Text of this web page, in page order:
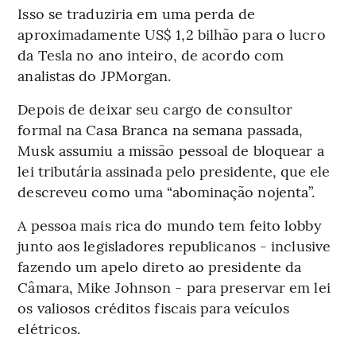
Isso se traduziria em uma perda de
aproximadamente US$ 1,2 bilhão para o lucro
da Tesla no ano inteiro, de acordo com
analistas do JPMorgan.
Depois de deixar seu cargo de consultor
formal na Casa Branca na semana passada,
Musk assumiu a missão pessoal de bloquear a
lei tributária assinada pelo presidente, que ele
descreveu como uma “abominação nojenta”.
A pessoa mais rica do mundo tem feito lobby
junto aos legisladores republicanos - inclusive
fazendo um apelo direto ao presidente da
Câmara, Mike Johnson - para preservar em lei
os valiosos créditos fiscais para veículos
elétricos.